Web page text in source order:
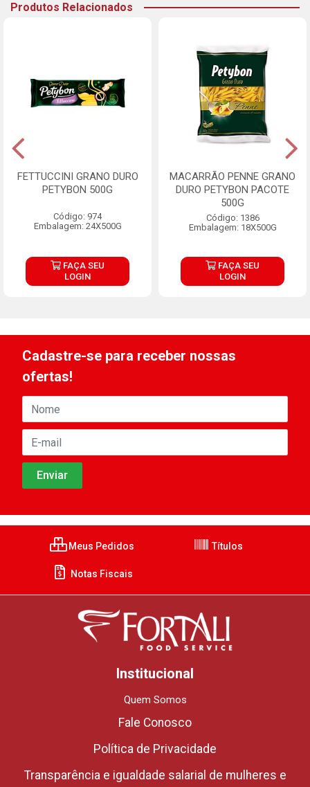
Produtos Relacionados
FETTUCCINI GRANO DURO
PETYBON 500G
Código: 974
Embalagem: 24X500G
FAÇA SEU
LOGIN
MACARRÃO PENNE GRANO
DURO PETYBON PACOTE
500G
Código: 1386
Embalagem: 18X500G
FAÇA SEU
LOGIN
Cadastre-se para receber nossas
ofertas!
Meus Pedidos Títulos
Notas Fiscais
Institucional
Quem Somos
Fale Conosco
Política de Privacidade
Transparência e igualdade salarial de mulheres e